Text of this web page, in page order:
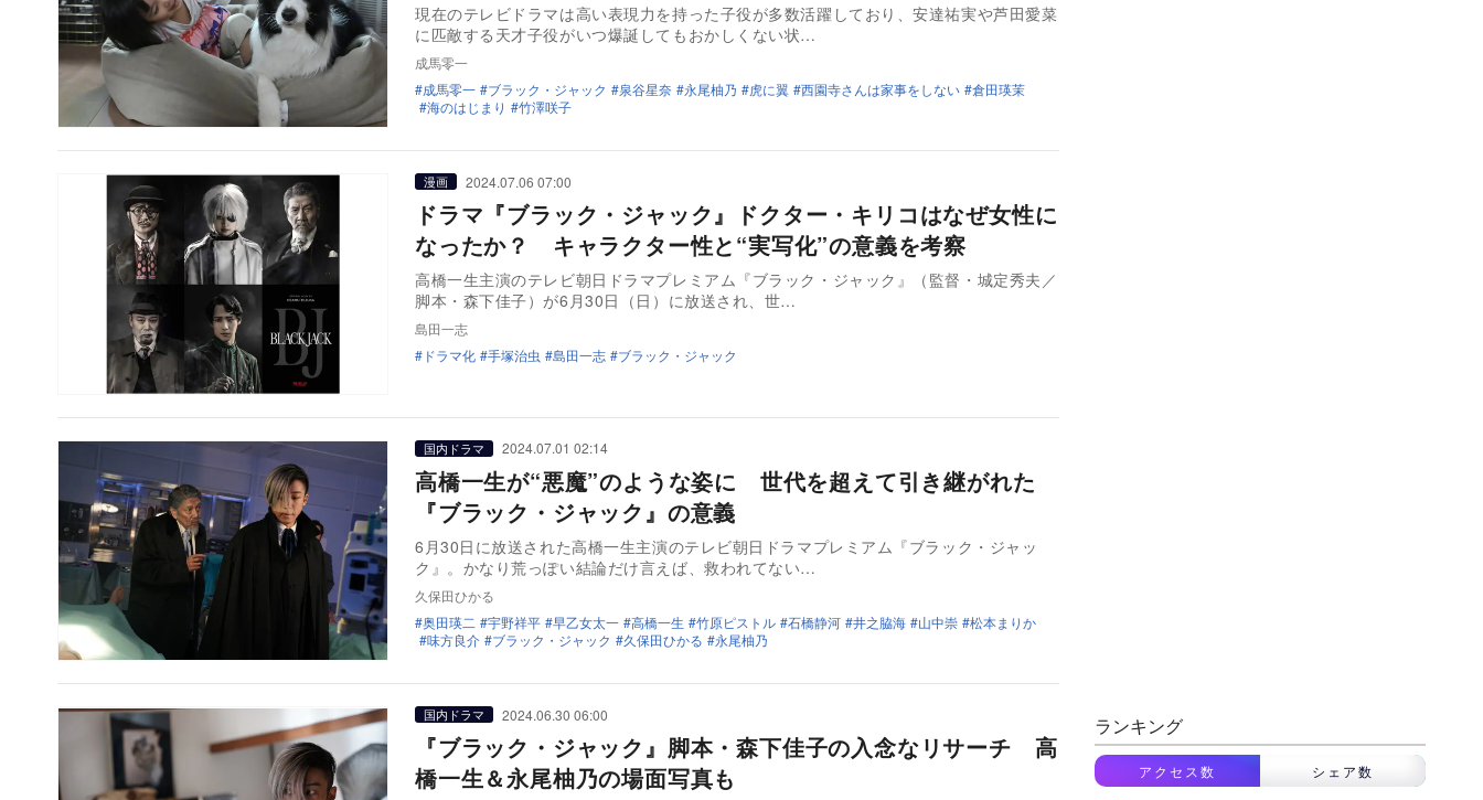
現在のテレビドラマは高い表現力を持った子役が多数活躍しており、安達祐実や芦田愛菜
に匹敵する天才子役がいつ爆誕してもおかしくない状…
成馬零一
成馬零一
ブラック・ジャック 泉谷星奈 永尾柚乃 虎に翼 西園寺さんは家事をしない
倉田瑛茉
海のはじまり
竹澤咲子
漫画 2024.07.06 07:00
ドラマ『ブラック・ジャック』ドクター・キリコはなぜ女性に
なったか？ キャラクター性と“実写化”の意義を考察
高橋一生主演のテレビ朝日ドラマプレミアム『ブラック・ジャック』（監督・城定秀夫／
脚本・森下佳子）が6月30日（日）に放送され、世…
島田一志
ドラマ化
手塚治虫 島田一志 ブラック・ジャック
国内ドラマ 2024.07.01 02:14
高橋一生が“悪魔”のような姿に 世代を超えて引き継がれた
『ブラック・ジャック』の意義
6月30日に放送された高橋一生主演のテレビ朝日ドラマプレミアム『ブラック・ジャッ
ク』。かなり荒っぽい結論だけ言えば、救われてない…
久保田ひかる
奥田瑛二
宇野祥平 早乙女太一 高橋一生 竹原ピストル 石橋静河 井之脇海 山中崇
松本まりか
味方良介
ブラック・ジャック 久保田ひかる 永尾柚乃
国内ドラマ 2024.06.30 06:00
『ブラック・ジャック』脚本・森下佳子の入念なリサーチ 高
橋一生＆永尾柚乃の場面写真も
ランキング
アクセス数 シェア数